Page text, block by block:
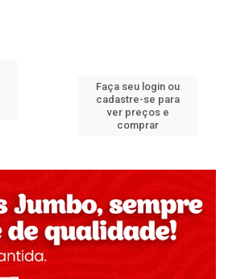
Faça seu login ou
cadastre-se para
ver preços e
comprar